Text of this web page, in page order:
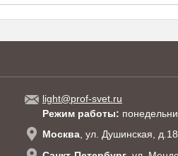
light@prof-svet.ru
Режим работы:
Москва , ул. Душинская,